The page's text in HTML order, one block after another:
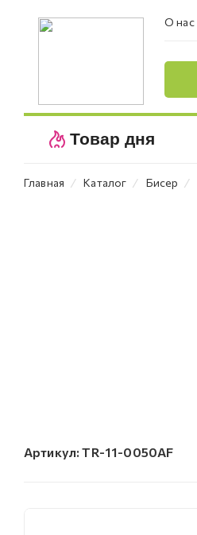
О нас
Товар дня
Главная ⁄ Каталог ⁄ Бисер ⁄
Артикул: TR-11-0050AF